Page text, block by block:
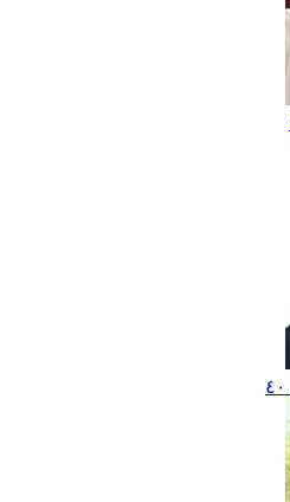
٤٠